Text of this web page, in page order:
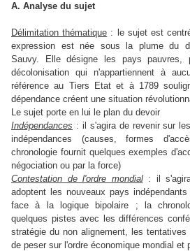
A. Analyse du sujet
Délimitation thématique : le sujet est
expression est née sous la plume du
Sauvy. Elle désigne les pays
décolonisation qui n'appartiennent à
référence au Tiers Etat et à 1789
dépendance créent une situation
Le sujet porte en lui le plan du devoir
Indépendances : il s'agira de revenir sur
indépendances (causes, formes
chronologie fournit quelques exemples
négociation ou par la force)
Contestation de l'ordre mondial: il s'agira
adoptent les nouveaux pays
face à la logique bipolaire ; la
quelques pistes avec les différences
stratégie du non alignement, les tentatives
de peser sur l'ordre économique mondial et